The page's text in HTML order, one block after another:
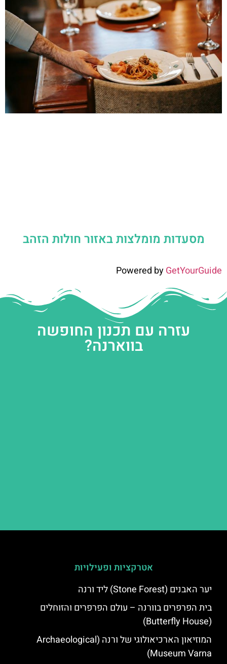
מסעדות מומלצות באזור חולות הזהב
Powered byGetYourGuide
עזרה עם תכנון החופשה
בווארנה?
אטרקציות ופעילויות
יער האבנים (Stone Forest) ליד ורנה
בית הפרפרים בוורנה – עולם הפרפרים והזוחלים
(Butterfly House)
המוזיאון הארכיאולוגי של ורנה (Archaeological
Museum Varna)